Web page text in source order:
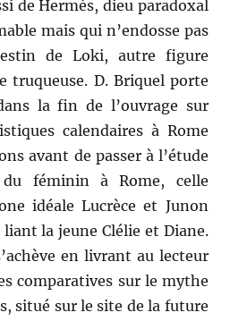
de Hermès, dieu paradoxal
mais qui n’endosse pas
de Loki, autre figure
truqueuse. D. Briquel porte
la fin de l’ouvrage sur
calendaires à Rome
avant de passer à l’étude
féminin à Rome, celle
idéale Lucrèce et Junon
la jeune Clélie et Diane.
en livrant au lecteur
comparatives sur le mythe
situé sur le site de la future